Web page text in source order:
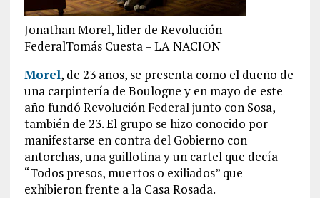
Jonathan Morel, lider de Revolución
FederalTomás Cuesta – LA NACION
Morel, de 23 años, se presenta como el dueño de
una carpintería de Boulogne y en mayo de este
año fundó Revolución Federal junto con Sosa,
también de 23. El grupo se hizo conocido por
manifestarse en contra del Gobierno con
antorchas, una guillotina y un cartel que decía
“Todos presos, muertos o exiliados” que
exhibieron frente a la Casa Rosada.